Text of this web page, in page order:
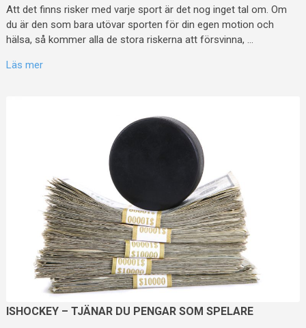
Att det finns risker med varje sport är det nog inget tal om. Om
du är den som bara utövar sporten för din egen motion och
hälsa, så kommer alla de stora riskerna att försvinna, …
Läs mer
ISHOCKEY – TJÄNAR DU PENGAR SOM SPELARE